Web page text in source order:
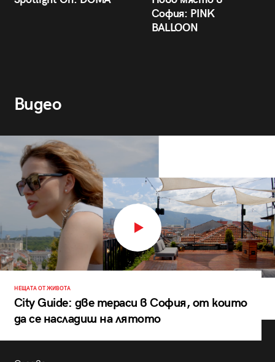
София: PINK
BALLOON
Видео
НЕЩАТА ОТ ЖИВОТА
City Guide: две тераси в София, от които
да се насладиш на лятото